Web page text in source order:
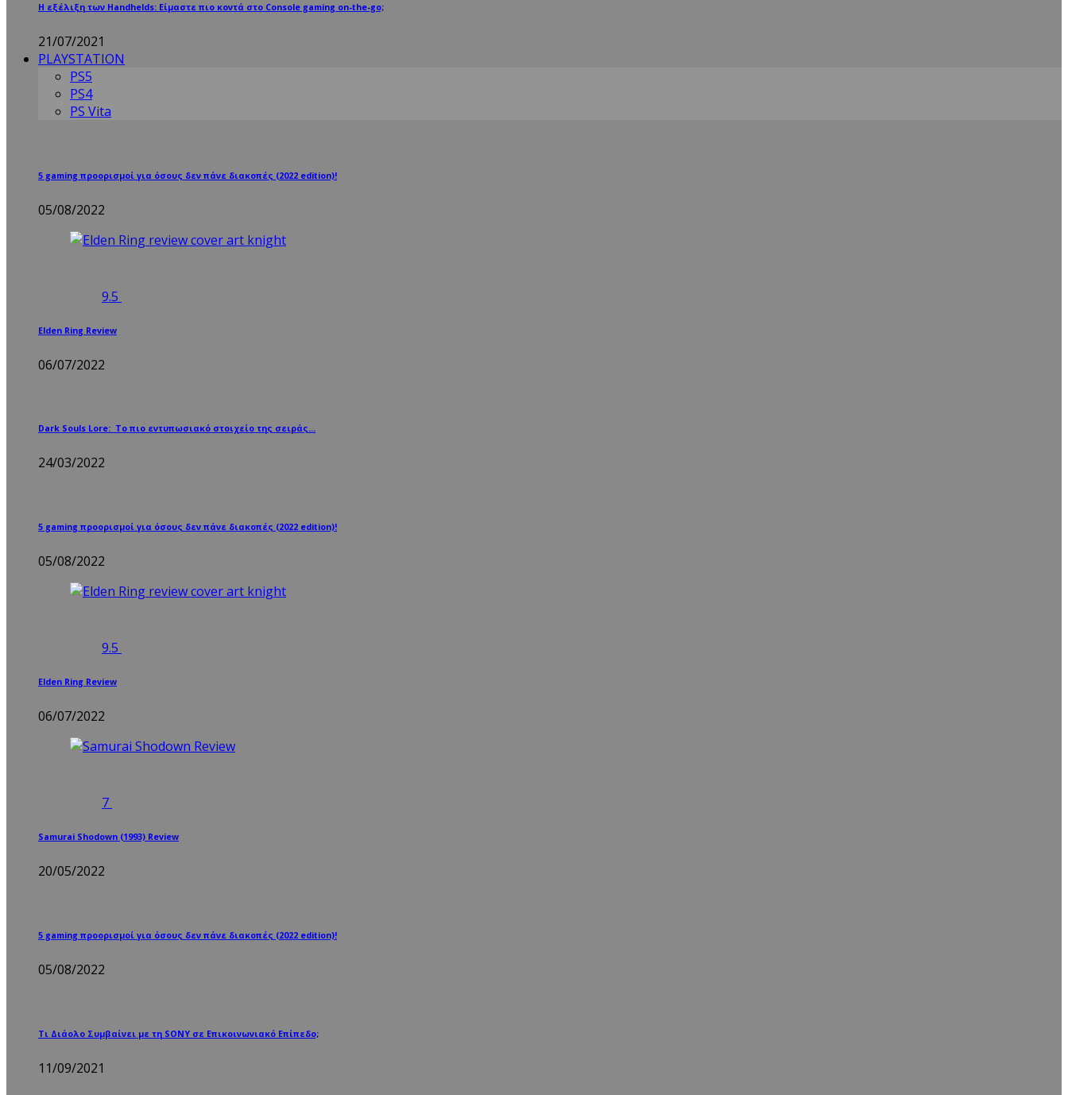
Η εξέλιξη των Handhelds: Είμαστε πιο κοντά στο Console gaming on-the-go;
21/07/2021
PLAYSTATION
PS5
PS4
PS Vita
5 gaming προορισμοί για όσους δεν πάνε διακοπές (2022 edition)!
05/08/2022
9.5
Elden Ring Review
06/07/2022
Dark Souls Lore: Το πιο εντυπωσιακό στοιχείο της σειράς…
24/03/2022
5 gaming προορισμοί για όσους δεν πάνε διακοπές (2022 edition)!
05/08/2022
9.5
Elden Ring Review
06/07/2022
7
Samurai Shodown (1993) Review
20/05/2022
5 gaming προορισμοί για όσους δεν πάνε διακοπές (2022 edition)!
05/08/2022
Τι Διάολο Συμβαίνει με τη SONY σε Επικοινωνιακό Επίπεδο;
11/09/2021